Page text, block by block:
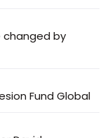
changed by
Fund Global